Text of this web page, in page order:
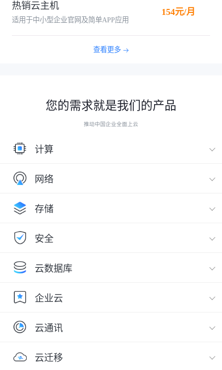
热销云主机
适用于中小型企业官网及简单APP应用
154元/月
查看更多
您的需求就是我们的产品
推动中国企业全面上云
计算
网络
存储
安全
云数据库
企业云
云通讯
云迁移